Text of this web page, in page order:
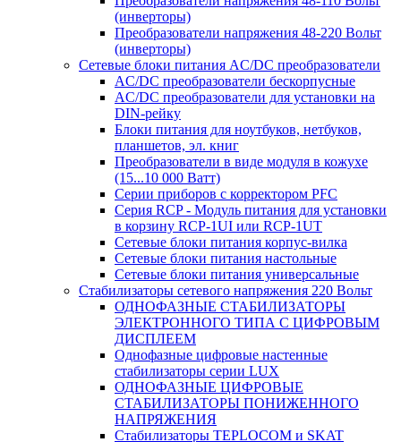
(инверторы)
Преобразователи напряжения 48-220 Вольт
(инверторы)
Сетевые блоки питания AC/DC преобразователи
AC/DC преобразователи бескорпусные
AC/DC преобразователи для установки на
DIN-рейку
Блоки питания для ноутбуков, нетбуков,
планшетов, эл. книг
Преобразователи в виде модуля в кожухе
(15...10 000 Ватт)
Серии приборов с корректором PFC
Серия RCP - Модуль питания для установки
в корзину RCP-1UI или RCP-1UT
Сетевые блоки питания корпус-вилка
Сетевые блоки питания настольные
Сетевые блоки питания универсальные
Стабилизаторы сетевого напряжения 220 Вольт
ОДНОФАЗНЫЕ СТАБИЛИЗАТОРЫ
ЭЛЕКТРОННОГО ТИПА С ЦИФРОВЫМ
ДИСПЛЕЕМ
Однофазные цифровые настенные
стабилизаторы серии LUX
ОДНОФАЗНЫЕ ЦИФРОВЫЕ
СТАБИЛИЗАТОРЫ ПОНИЖЕННОГО
НАПРЯЖЕНИЯ
Стабилизаторы TEPLOCOM и SKAT